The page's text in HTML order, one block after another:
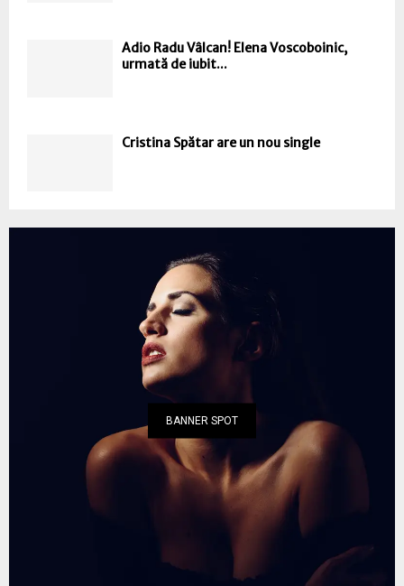
Adio Radu Vâlcan! Elena Voscoboinic,
urmată de iubit...
Cristina Spătar are un nou single
BANNER SPOT